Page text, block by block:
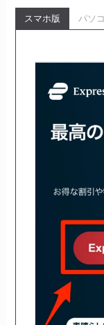
スマホ版 パソ